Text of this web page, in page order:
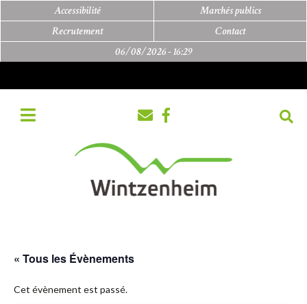
Accessibilité
Marchés publics
Recrutement
Contact
06/08/2026 -16:29
« Tous les Évènements
Cet évènement est passé.